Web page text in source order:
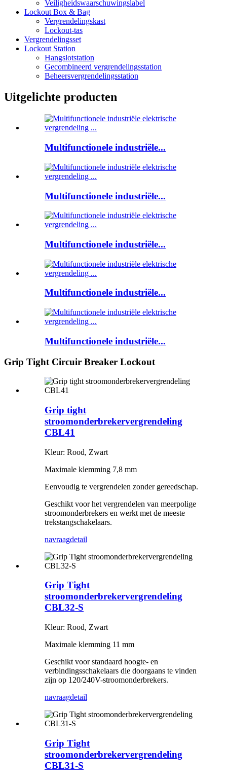
Veiligheidswaarschuwingslabel
Lockout Box & Bag
Vergrendelingskast
Lockout-tas
Vergrendelingsset
Lockout Station
Hangslotstation
Gecombineerd vergrendelingsstation
Beheersvergrendelingsstation
Uitgelichte producten
Multifunctionele industriële...
Multifunctionele industriële...
Multifunctionele industriële...
Multifunctionele industriële...
Multifunctionele industriële...
Grip Tight Circuir Breaker Lockout
Grip tight
stroomonderbrekervergrendeling
CBL41
Kleur: Rood, Zwart
Maximale klemming 7,8 mm
Eenvoudig te vergrendelen zonder gereedschap.
Geschikt voor het vergrendelen van meerpolige
stroomonderbrekers en werkt met de meeste
trekstangschakelaars.
navraagdetail
Grip Tight
stroomonderbrekervergrendeling
CBL32-S
Kleur: Rood, Zwart
Maximale klemming 11 mm
Geschikt voor standaard hoogte- en
verbindingsschakelaars die doorgaans te vinden
zijn op 120/240V-stroomonderbrekers.
navraagdetail
Grip Tight
stroomonderbrekervergrendeling
CBL31-S